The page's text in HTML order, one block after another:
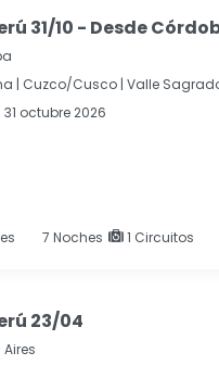
31/10 - Desde
| Cuzco/Cusco | Valle
31 octubre 2026
7 Noches 1 Circuitos
23/04